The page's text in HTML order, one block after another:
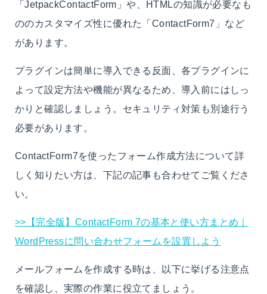
「JetpackContactForm」や、HTMLの知識が必要なも
ののカスタマイズ性に優れた「ContactForm7」など
があります。
プラグインは簡単に導入できる反面、各プラグインに
よって設定方法や機能が異なるため、導入前にはしっ
かりと確認しましょう。セキュリティ対策も別途行う
必要があります。
ContactForm7を使ったフォーム作成方法について詳
しく知りたい方は、下記の記事も合わせてご覧くださ
い。
>>【完全版】ContactForm 7の基本と使い方まとめ｜
WordPressに問い合わせフォームを設置しよう
メールフォームを作成する時は、以下に挙げる注意点
を確認し、実際の作業に役立てましょう。